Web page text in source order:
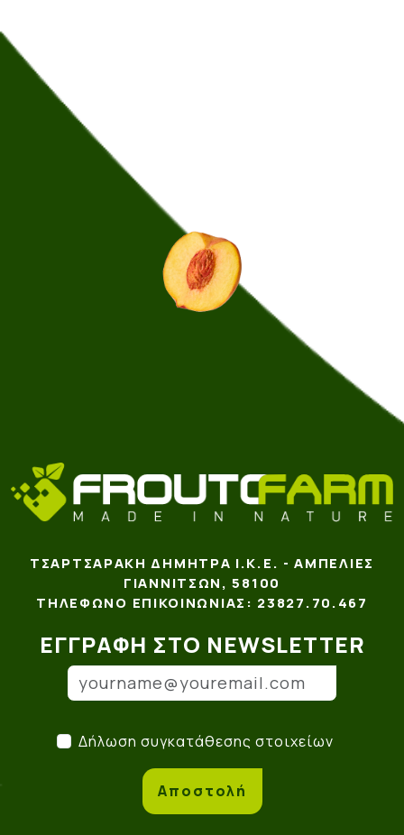
ΤΣΑΡΤΣΑΡΆΚΗ ΔΉΜΗΤΡΑ Ι.Κ.Ε. - ΑΜΠΕΛΙΈΣ
ΓΙΑΝΝΙΤΣΏΝ, 58100
ΤΗΛΈΦΩΝΟ ΕΠΙΚΟΙΝΩΝΊΑΣ: 23827.70.467
ΕΓΓΡΑΦΉ ΣΤΟ NEWSLETTER
(*)
Δήλωση συγκατάθεσης
Δήλωση συγκατάθεσης στοιχείων
Αποστολή